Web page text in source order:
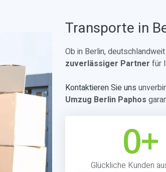
Transporte in
Ob in Berlin,
zuverlässiger Partner für
Kontaktieren Sie uns
Umzug Berlin Paphos
Glückliche Kunden
0+